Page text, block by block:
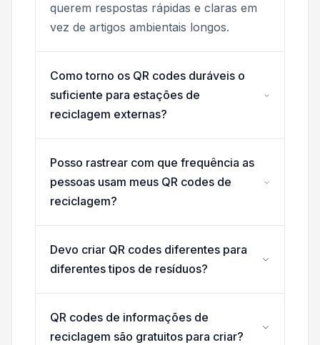
querem respostas rápidas e claras em
vez de artigos ambientais longos.
Como torno os QR codes duráveis o
suficiente para estações de
reciclagem externas?
Posso rastrear com que frequência as
pessoas usam meus QR codes de
reciclagem?
Devo criar QR codes diferentes para
diferentes tipos de resíduos?
QR codes de informações de
reciclagem são gratuitos para criar?